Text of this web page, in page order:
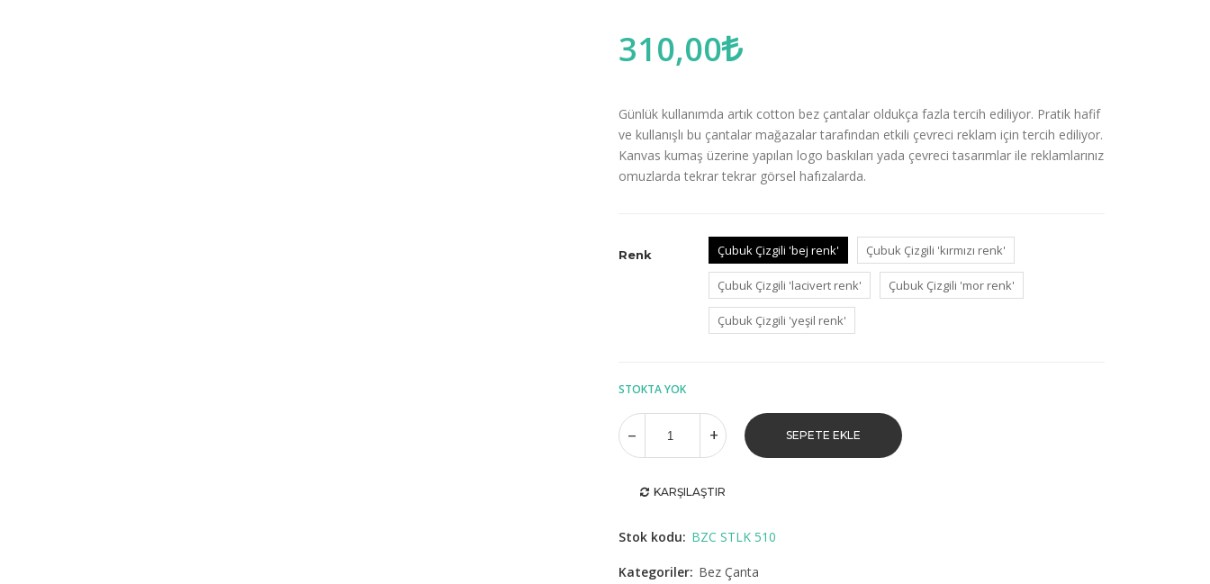
310,00
Günlük kullanımda artık cotton bez çantalar oldukça fazla tercih ediliyor. Pratik hafif
ve kullanışlı bu çantalar mağazalar tarafından etkili çevreci reklam için tercih ediliyor.
Kanvas kumaş üzerine yapılan logo baskıları yada çevreci tasarımlar ile reklamlarınız
omuzlarda tekrar tekrar görsel hafızalarda.
Renk Çubuk Çizgili 'bej renk' Çubuk Çizgili 'kırmızı renk'
Çubuk Çizgili 'lacivert renk' Çubuk Çizgili 'mor renk'
Çubuk Çizgili 'yeşil renk'
STOKTA YOK
SEPETE EKLE
KARŞILAŞTIR
Stok kodu: BZC STLK 510
Kategoriler: Bez Çanta